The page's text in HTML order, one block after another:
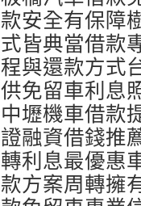
安全有保障
皆典當借款
與還款方式
免留車利息
壢機車借款
融資借錢推
利息最優惠
方案周轉擁